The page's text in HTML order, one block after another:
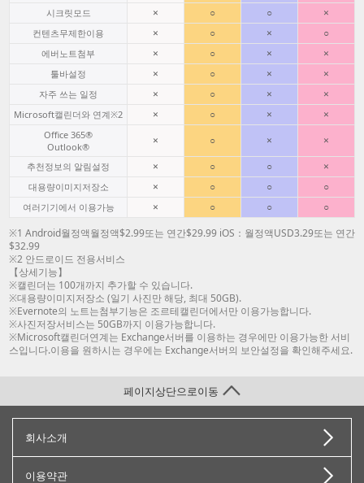
시크릿모드 × ○ ○ ×
컨텐츠무제한이용 × ○ × ○
에버노트첨부 × ○ × ×
툴바설정 × ○ × ×
자주 쓰는 일정 × ○ × ×
Microsoft캘린더와 연계※2 × ○ × ×
Office 365®
Outlook®
× ○ × ×
추천정보의 알림설정 × ○ ○ ×
대용량이미지저장소 × ○ ○ ○
여러기기에서 이용가능 × ○ ○
○
※1 Android월정액월정액$2.99또는 연간$29.99 iOS：월정액USD3.29또는 연간
$32.99
※2 안드로이드 전용서비스
【상세기능】
※캘린더는 100개까지 추가할 수 있습니다.
※대용량이미지저장소 (일기 사진만 해당, 최대 50GB).
※Evernote의 노트는첨부기능은 조르테캘린더에서만 이용가능합니다.
※사진저장서비스는 50GB까지 이용가능합니다.
※Microsoft캘린더연계는 Exchange서버를 이용하는 경우에만 이용가능한 서비
스입니다.이용을 원하시는 경우에는 Exchange서버의 보안설정을 확인해주세요.
회사소개
이용약관
페이지상단으로이동